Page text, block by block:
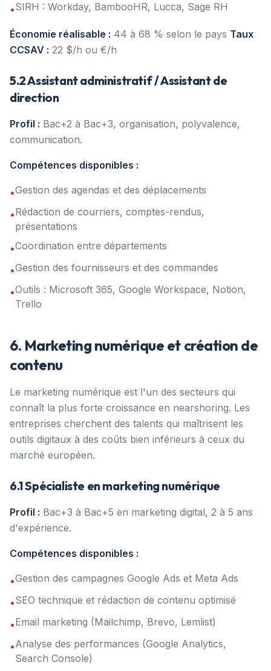
•SIRH : Workday, BambooHR, Lucca, Sage RH
Économie réalisable : 44 à 68 % selon le pays Taux
CCSAV : 22 $/h ou €/h
5.2 Assistant administratif / Assistant de
direction
Profil : Bac+2 à Bac+3, organisation, polyvalence,
communication.
Compétences disponibles :
•Gestion des agendas et des déplacements
•Rédaction de courriers, comptes-rendus,
présentations
•Coordination entre départements
•Gestion des fournisseurs et des commandes
•Outils : Microsoft 365, Google Workspace, Notion,
Trello
6. Marketing numérique et création de
contenu
Le marketing numérique est l'un des secteurs qui
connaît la plus forte croissance en nearshoring. Les
entreprises cherchent des talents qui maîtrisent les
outils digitaux à des coûts bien inférieurs à ceux du
marché européen.
6.1 Spécialiste en marketing numérique
Profil : Bac+3 à Bac+5 en marketing digital, 2 à 5 ans
d'expérience.
Compétences disponibles :
•Gestion des campagnes Google Ads et Meta Ads
•SEO technique et rédaction de contenu optimisé
•Email marketing (Mailchimp, Brevo, Lemlist)
•Analyse des performances (Google Analytics,
Search Console)